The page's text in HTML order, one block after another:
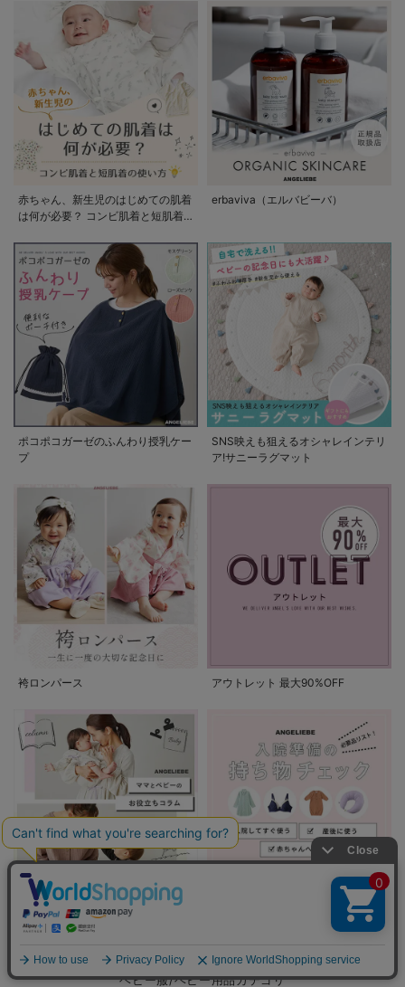
赤ちゃん、新生児のはじめての肌着
は何が必要？ コンビ肌着と短肌着
erbaviva（エルバビーバ）
ポコポコガーゼのふんわり授乳ケー
プ
SNS映えも狙えるオシャレインテリ
ア!サニーラグマット
袴ロンパース アウトレット 最大90%OFF
ママとベビーのお役立ちコラム
PICKUP CATEGORY
ベビー服/ベビー用品カテゴリ